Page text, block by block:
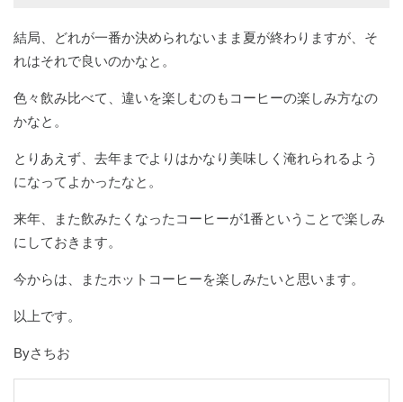
結局、どれが一番か決められないまま夏が終わりますが、そ
れはそれで良いのかなと。
色々飲み比べて、違いを楽しむのもコーヒーの楽しみ方なの
かなと。
とりあえず、去年までよりはかなり美味しく淹れられるよう
になってよかったなと。
来年、また飲みたくなったコーヒーが1番ということで楽しみ
にしておきます。
今からは、またホットコーヒーを楽しみたいと思います。
以上です。
Byさちお